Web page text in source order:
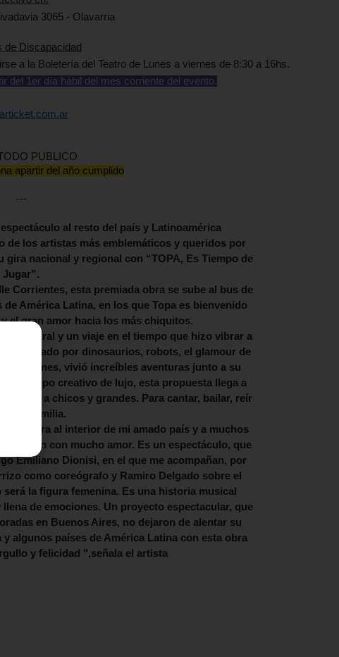
3065 - Olavarria
de Discapacidad
a la Boletería del Teatrode
Lunes a viernes de 8:30 a 16hs.
del 1er día hábil del mes corriente del evento.
PUBLICO
apartir del año cumplido
---
al resto del país y Latinoamérica
de los artistas más emblemáticos y queridos por
gira nacional y regional con “TOPA, Es Tiempo de
Jugar”.
Corrientes, esta premiada obra se sube al bus de
América Latina, en los que Topa es bienvenido
el gran amor hacia los más chiquitos.
teatral y un viaje en el tiempo que hizo vibrar a
por dinosaurios, robots, el glamour de
bailarines, vivió increíbles aventuras junto a su
un equipo creativo de lujo, esta propuesta llega a
a chicos y grandes. Para cantar, bailar, reír
en familia.
esta obra al interior de mi amado país y a muchos
reciben con mucho amor. Es un espectáculo, que
Emiliano Dionisi, en el que me acompañan, por
como coreógrafo y Ramiro Delgado sobre el
la figura femenina. Es una historia musical
de emociones. Un proyecto espectacular, que
en Buenos Aires, no dejaron de alentar su
algunos países de América Latina con esta obra
y felicidad ",señala el artista